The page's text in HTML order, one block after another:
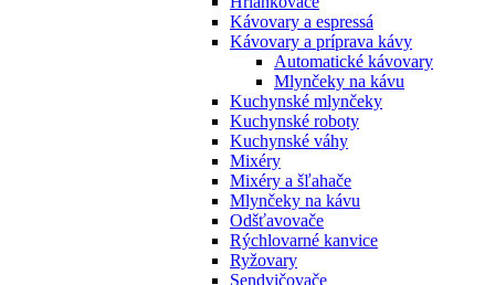
Kávovary a espressá
Kávovary a príprava kávy
Automatické kávovary
Mlynčeky na kávu
Kuchynské mlynčeky
Kuchynské roboty
Kuchynské váhy
Mixéry
Mixéry a šľahače
Mlynčeky na kávu
Odšťavovače
Rýchlovarné kanvice
Ryžovary
Sendvičovače